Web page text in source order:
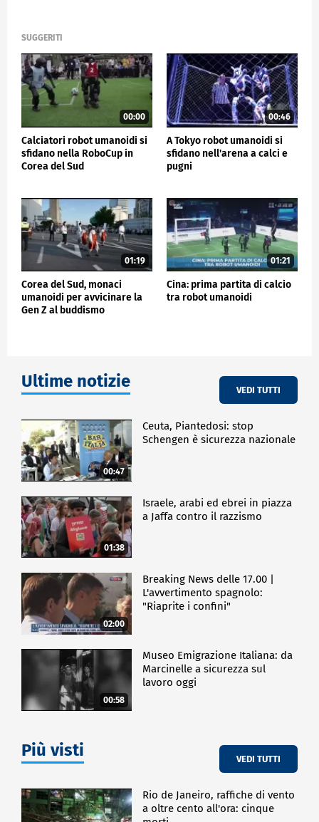
della RoboCup prendono decisioni in autonomia una
volta iniziata la partita, impostano la strategia di
gioco e commettono anche falli, subito sanzionati
dall'arbitro, il tutto grazie ai recenti e straordinari
progressi dell'intelligenza artificiale.
Gli ingegneri scommettono su una squadra di robot
completamente autonomi che un giorno, forse nel
2050, potrà sconfiggere i campioni del mondo FIFA in
carne e ossa.
SUGGERITI
00:00
Calciatori robot umanoidi si
sfidano nella RoboCup in
Corea del Sud
00:46
A Tokyo robot umanoidi si
sfidano nell'arena a calci e
pugni
01:19
Corea del Sud, monaci
umanoidi per avvicinare la
Gen Z al buddismo
01:21
Cina: prima partita di calcio
tra robot umanoidi
Ultime notizie VEDI TUTTI
00:47
Ceuta, Piantedosi: stop
Schengen è sicurezza nazionale
01:38
Israele, arabi ed ebrei in piazza
a Jaffa contro il razzismo
02:00
Breaking News delle 17.00 |
L'avvertimento spagnolo:
"Riaprite i confini"
00:58
Museo Emigrazione Italiana: da
Marcinelle a sicurezza sul
lavoro oggi
Più visti VEDI TUTTI
Rio de Janeiro, raffiche di vento
a oltre cento all'ora: cinque